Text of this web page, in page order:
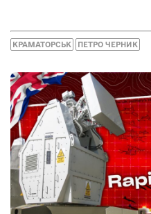
КРАМАТОРСЬК ПЕТРО ЧЕРНИК